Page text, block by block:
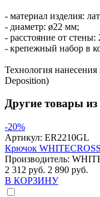
- материал изделия:
- диаметр: ø22 мм;
- расстояние от стены:
- крепежный набор в
Технология
Deposition)
Другие товары
-20%
Артикул: ER2210GL
Крючок
Производитель:
2 312 руб. 2 890 руб.
В КОРЗИНУ